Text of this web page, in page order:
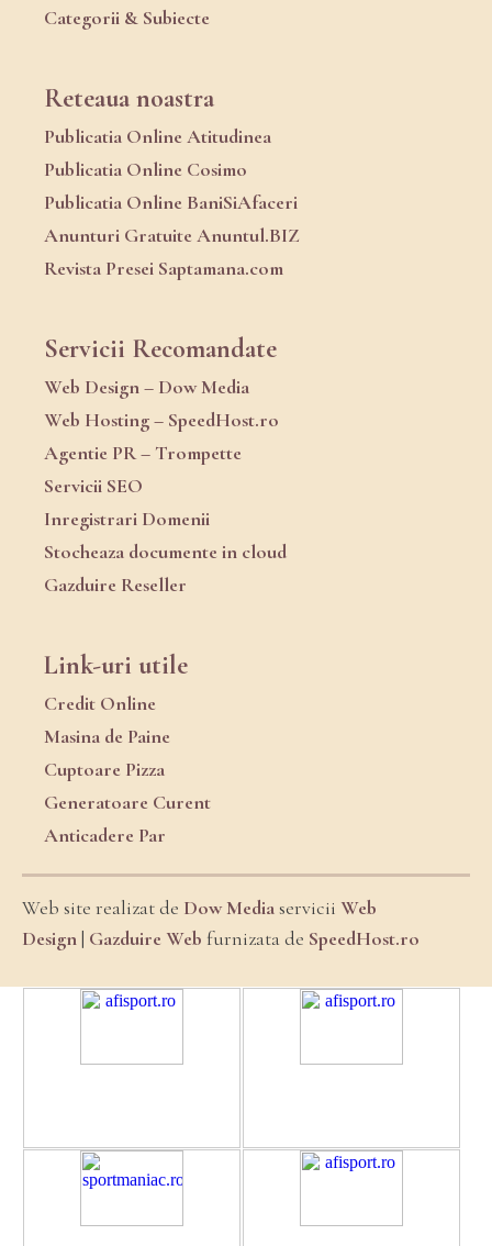
Categorii & Subiecte
Reteaua noastra
Publicatia Online Atitudinea
Publicatia Online Cosimo
Publicatia Online BaniSiAfaceri
Anunturi Gratuite Anuntul.BIZ
Revista Presei Saptamana.com
Servicii Recomandate
Web Design – Dow Media
Web Hosting – SpeedHost.ro
Agentie PR – Trompette
Servicii SEO
Inregistrari Domenii
Stocheaza documente in cloud
Gazduire Reseller
Link-uri utile
Credit Online
Masina de Paine
Cuptoare Pizza
Generatoare Curent
Anticadere Par
Web site realizat de Dow Mediaservicii Web
Design| Gazduire Web furnizata de SpeedHost.ro